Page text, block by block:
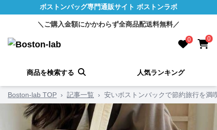
ボストンバッグ専門通販サイト ボストンラボ
＼ご購入金額にかかわらず全商品配送料無料／
0 0
商品を検索する 人気ランキング
Boston-lab TOP › 記事一覧 › 安いボストンバックで節約旅行を満